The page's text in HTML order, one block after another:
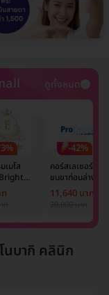
ดูทั้งหมด
เมโส
ขึ้นอยู่กับ
เมิน เพื่อ
-42%
คอร์สเลเซอร์กำจั
ขนขาท่อนล่าง 2
ข้าง 5 ครั้ง ด้วย
เลเซอร์
11,640 บาท
บากิ คลินิก